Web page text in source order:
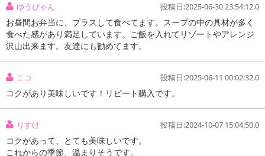
ゆうぴゃん 投稿日:2025-06-30 23:54:12.0
お昼間お弁当に、プラスして食べてます。スープの中の具材が多く
食べた感があり満足しています。ご飯を入れてリゾートやアレンジ
沢山出来ます。友達にも勧めてます。
ニコ 投稿日:2025-06-11 00:02:32.0
コクがあり美味しいです！リピート購入です。
りすけ 投稿日:2024-10-07 15:04:50.0
コクがあって、とても美味しいです。
これからの季節、温まりそうです。